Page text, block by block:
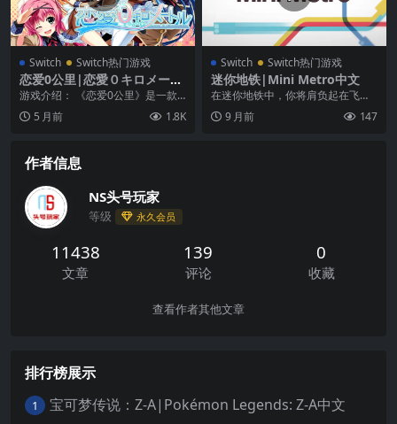
Switch Switch热门游戏
恋爱0公里|恋愛０キロメート
ル中文
游戏介绍： 《恋爱0公里》是一款
充满选择的创新游戏。 游戏的结局
将根据玩家的抉择...
5 月前 1.8K
Switch Switch热门游戏
迷你地铁|Mini Metro中文
在迷你地铁中，你将肩负起在飞速
发展的城市中涉及地铁的重要任
务。城市最初只有三个地...
9 月前 147
作者信息
NS头号玩家
等级 永久会员
11438
文章
139
评论
0
收藏
查看作者其他文章
排行榜展示
1 宝可梦传说：Z-A|Pokémon Legends: Z-A中文